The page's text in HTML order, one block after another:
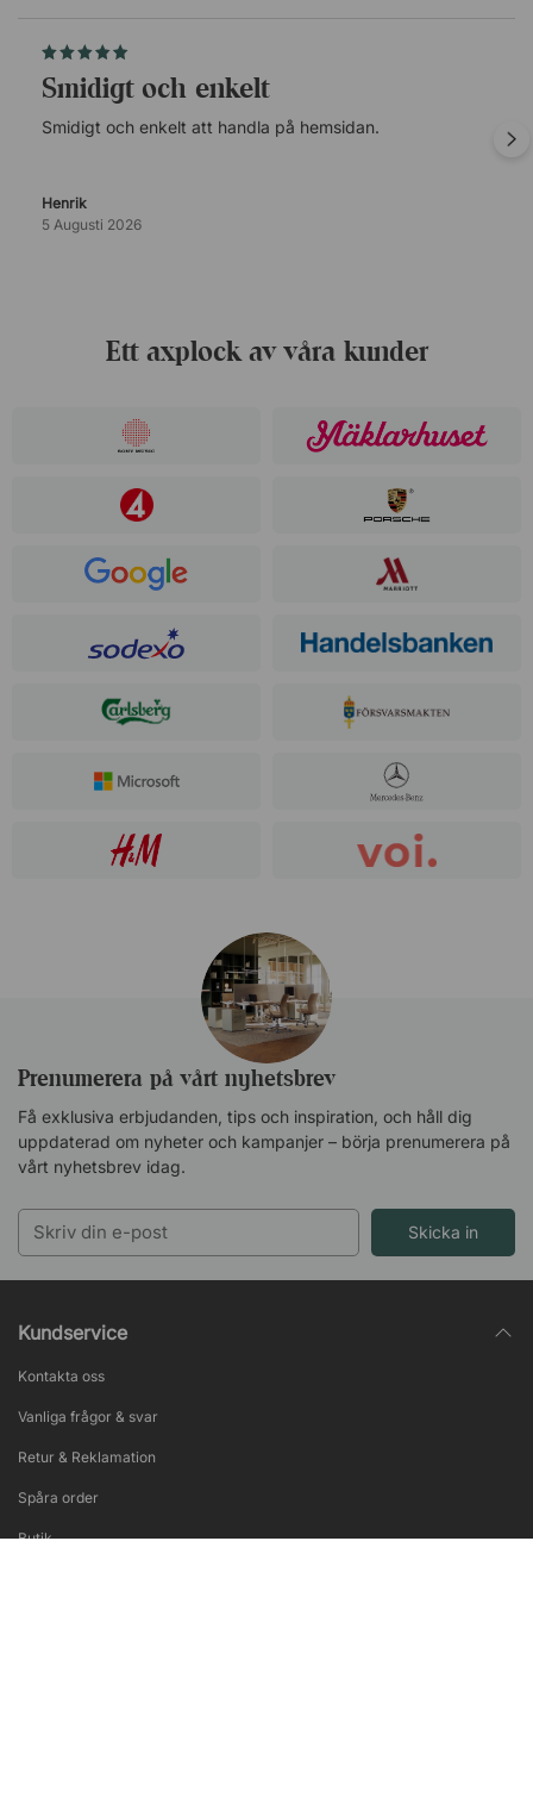
Smidigt och enkelt
Smidigt och enkelt att handla på hemsidan.
Henrik
5 Augusti 2026
Ett axplock av våra kunder
Prenumerera på vårt nyhetsbrev
Få exklusiva erbjudanden, tips och inspiration, och håll dig
uppdaterad om nyheter och kampanjer – börja prenumerera på
vårt nyhetsbrev idag.
Skicka in
Kundservice
Kontakta oss
Vanliga frågor & svar
Retur & Reklamation
Spåra order
Butik